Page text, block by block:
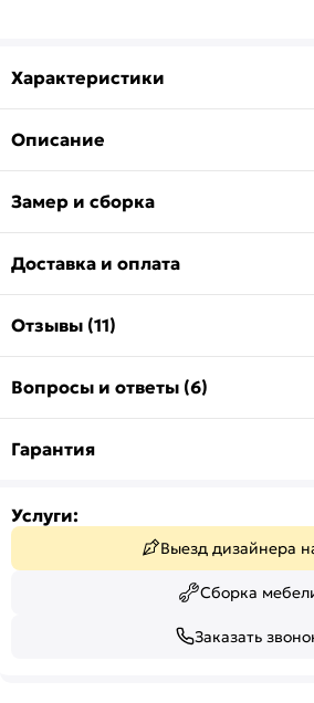
Характеристики
Описание
Замер и сборка
Доставка и оплата
Отзывы (11)
Вопросы и ответы (6)
Гарантия
Услуги:
Выезд дизайнера
Сборка
Заказать